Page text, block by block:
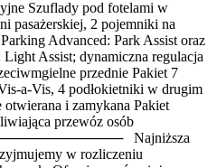
Szuflady pod fotelami w
pasażerskiej, 2 pojemniki na
Advanced: Park Assist oraz
Assist; dynamiczna regulacja
przednie Pakiet 7
a-Vis, 4 podłokietniki w drugim
i zamykana Pakiet
przewóz osób
Najniższa
w rozliczeniu